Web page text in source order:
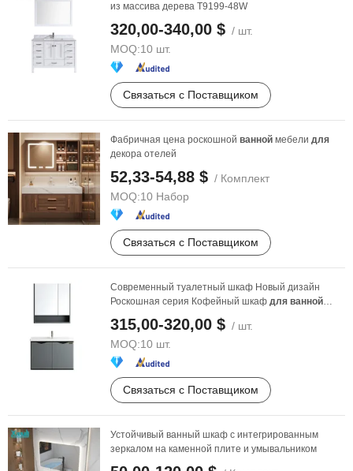
из массива дерева T9199-48W
320,00-340,00 $ / шт.
MOQ:10 шт.
Связаться с Поставщиком
Фабричная цена роскошной ванной мебели для
декора отелей
52,33-54,88 $ / Комплект
MOQ:10 Набор
Связаться с Поставщиком
Современный туалетный шкаф Новый дизайн
Роскошная серия Кофейный шкаф для ванной
315,00-320,00 $ / шт.
MOQ:10 шт.
Связаться с Поставщиком
Устойчивый ванный шкаф с интегрированным
зеркалом на каменной плите и умывальником